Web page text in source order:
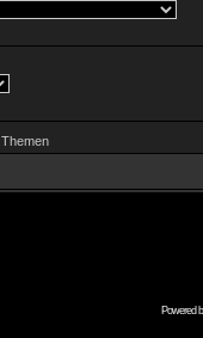
Themen
Powered